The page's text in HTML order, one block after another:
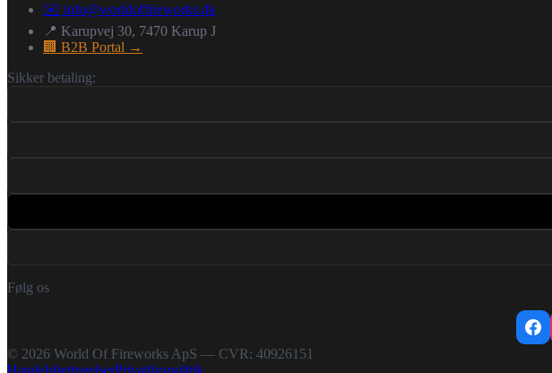
✉️ info@worldoffireworks.dk
📍 Karupvej 30, 7470 Karup J
🏢 B2B Portal →
Sikker betaling:
Følg os
© 2026 World Of Fireworks ApS — CVR: 40926151
HandelsbetingelserPrivatlivspolitik